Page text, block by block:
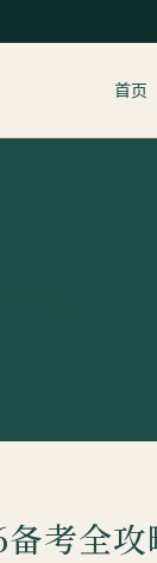
首页
考全攻